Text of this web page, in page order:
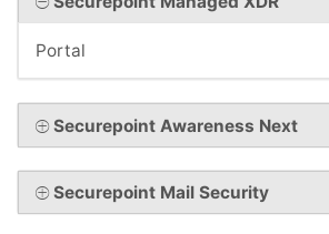
Portal
Securepoint Awareness Next
Securepoint Mail Security